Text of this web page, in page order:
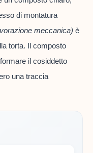
di montatura
meccanica) è
torta. Il composto
il cosiddetto
una traccia